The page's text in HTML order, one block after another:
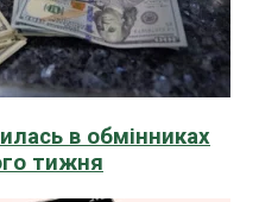
в обмінниках
тижня